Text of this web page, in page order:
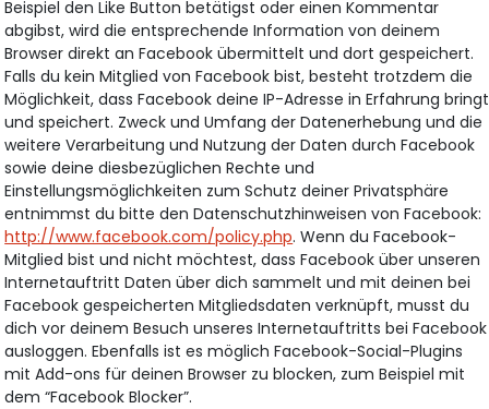
Beispiel den Like Button betätigst oder einen Kommentar
abgibst, wird die entsprechende Information von deinem
Browser direkt an Facebook übermittelt und dort gespeichert.
Falls du kein Mitglied von Facebook bist, besteht trotzdem die
Möglichkeit, dass Facebook deine IP-Adresse in Erfahrung bringt
und speichert. Zweck und Umfang der Datenerhebung und die
weitere Verarbeitung und Nutzung der Daten durch Facebook
sowie deine diesbezüglichen Rechte und
Einstellungsmöglichkeiten zum Schutz deiner Privatsphäre
entnimmst du bitte den Datenschutzhinweisen von Facebook:
http://www.facebook.com/policy.php. Wenn du Facebook-
Mitglied bist und nicht möchtest, dass Facebook über unseren
Internetauftritt Daten über dich sammelt und mit deinen bei
Facebook gespeicherten Mitgliedsdaten verknüpft, musst du
dich vor deinem Besuch unseres Internetauftritts bei Facebook
ausloggen. Ebenfalls ist es möglich Facebook-Social-Plugins
mit Add-ons für deinen Browser zu blocken, zum Beispiel mit
dem “Facebook Blocker”.